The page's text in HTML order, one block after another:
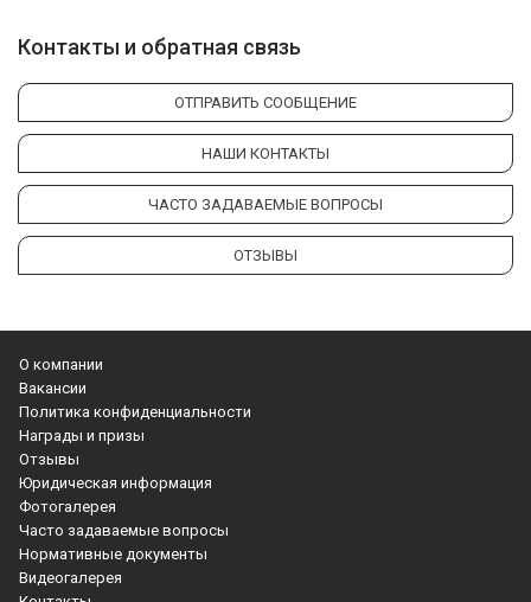
О компании
Вакансии
Политика конфиденциальности
Награды и призы
Отзывы
Юридическая информация
Фотогалерея
Часто задаваемые вопросы
Нормативные документы
Видеогалерея
Контакты и обратная связь
ОТПРАВИТЬ СООБЩЕНИЕ
НАШИ КОНТАКТЫ
ЧАСТО ЗАДАВАЕМЫЕ ВОПРОСЫ
ОТЗЫВЫ